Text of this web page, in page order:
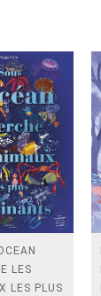
LES
LES PLUS